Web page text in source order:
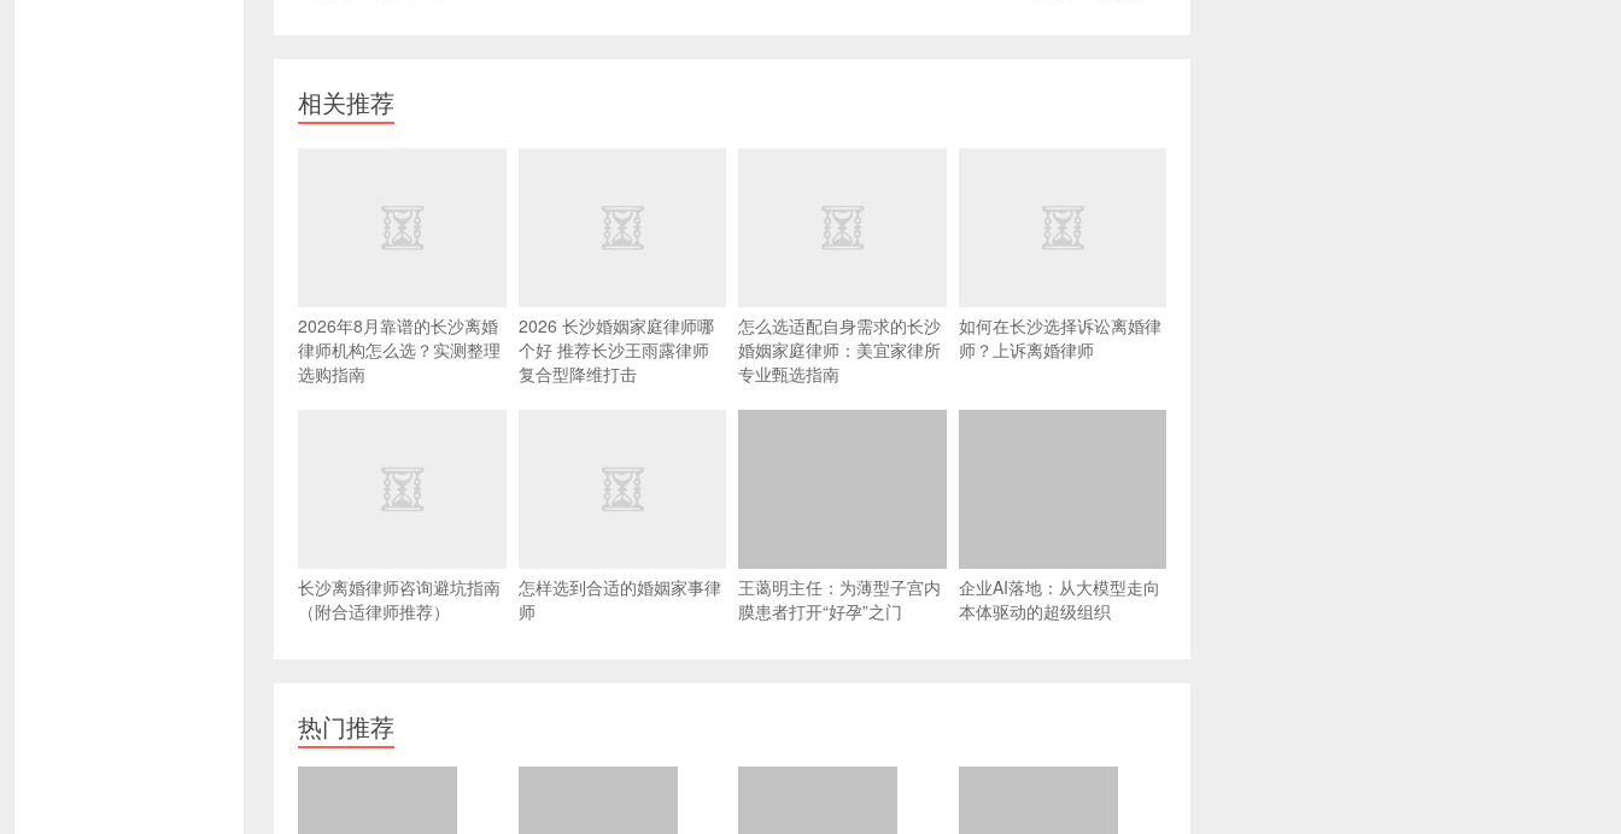
相关推荐
2026年8月靠谱的长沙离婚
律师机构怎么选？实测整理
选购指南
2026 长沙婚姻家庭律师哪
个好 推荐长沙王雨露律师
复合型降维打击
怎么选适配自身需求的长沙
婚姻家庭律师：美宜家律所
专业甄选指南
如何在长沙选择诉讼离婚律
师？上诉离婚律师
长沙离婚律师咨询避坑指南
（附合适律师推荐）
怎样选到合适的婚姻家事律
师
王蔼明主任：为薄型子宫内
膜患者打开“好孕”之门
企业AI落地：从大模型走向
本体驱动的超级组织
热门推荐